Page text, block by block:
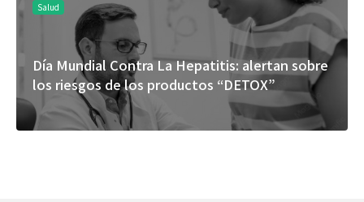
Salud
Día Mundial Contra La Hepatitis: alertan sobre
los riesgos de los productos “DETOX”